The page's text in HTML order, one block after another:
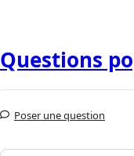
Questions
Poser une question